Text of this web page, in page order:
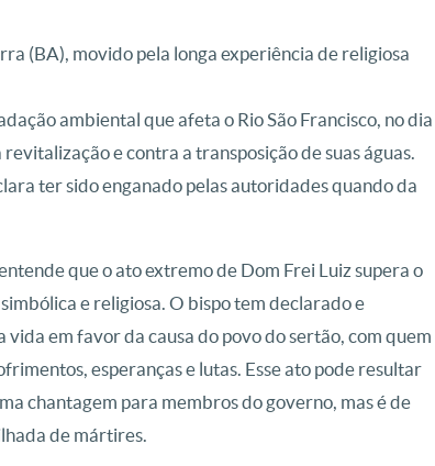
(BA), movido pela longa experiência de religiosa
ambiental que afeta o Rio São Francisco, no dia
e contra a transposição de suas águas.
ter sido enganado pelas autoridades quando da
que o ato extremo de Dom Frei Luiz supera o
e religiosa. O bispo tem declarado e
em favor da causa do povo do sertão, com quem
esperanças e lutas. Esse ato pode resultar
chantagem para membros do governo, mas é de
de mártires.